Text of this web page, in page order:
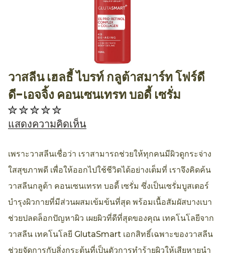
วาสลีน เฮลธี้ ไบรท์ กลูต้าสมาร์ท โฟร์ดี
ดี-เอจจิ้ง คอนเซนเทรท บอดี้ เซรั่ม
ไม่มี
การ
product
นี้
แสดงความคิดเห็น
เพราะวาสลีนเชื่อว่า เราสามารถช่วยให้ทุกคนมีผิวดูกระจ่าง
ใสสุขภาพดี เพื่อให้ออกไปใช้ชีวิตได้อย่างเต็มที่ เราจึงคิดค้น
วาสลีนกลูต้า คอนเซนเทรท บอดี้ เซรั่ม ซึ่งเป็นเซรั่มบูสเตอร์
บำรุงผิวกายที่มีส่วนผสมเข้มข้นที่สุด พร้อมเนื้อสัมผัสบางเบา
ช่วยปลดล็อกปัญหาผิว เผยผิวที่ดีที่สุดของคุณ เทคโนโลยีจาก
วาสลีน เทคโนโลยี GlutaSmart เอกสิทธิ์เฉพาะของวาสลีน
ช่วยจัดการกับสิ่งกระตุ้นที่เป็นตัวการทำร้ายผิวให้เสียหายนำ